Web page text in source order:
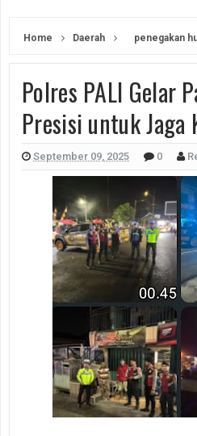
Home Daerah penegakan
Polres PALI Gelar
Presisi untuk Jaga
September 09, 2025 0